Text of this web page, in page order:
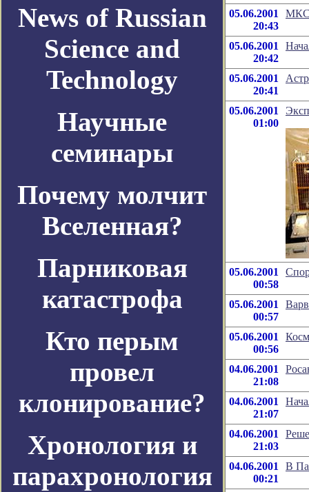
News of Russian
Science and
Technology
Научные
семинары
Почему молчит
Вселенная?
Парниковая
катастрофа
Кто перым
провел
клонирование?
Хронология и
парахронология
05.06.2001
20:43
МКС
05.06.2001
20:42
05.06.2001
20:41
05.06.2001
01:00
05.06.2001
00:58
05.06.2001
00:57
05.06.2001
00:56
04.06.2001
21:08
04.06.2001
21:07
04.06.2001
21:03
04.06.2001
00:21
В